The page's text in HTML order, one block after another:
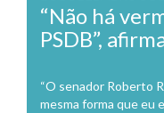
“Não há
PSDB”,
“O senador Roberto
mesma forma que eu